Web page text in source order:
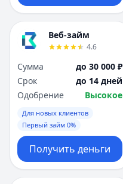
Веб-займ
4.6
Сумма
до 30 000 ₽
Срок
до 14 дней
Одобрение
Высокое
Для новых клиентов
Первый займ 0%
Получить деньги